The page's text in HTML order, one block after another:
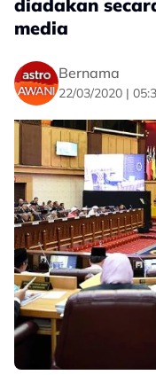
diadakan
media
Bernama
22/03/2020 |